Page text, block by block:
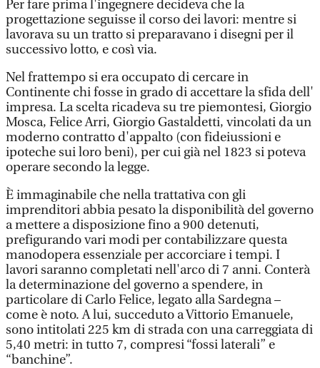
Per fare prima l'ingegnere decideva che la
progettazione seguisse il corso dei lavori: mentre si
lavorava su un tratto si preparavano i disegni per il
successivo lotto, e così via.
Nel frattempo si era occupato di cercare in
Continente chi fosse in grado di accettare la sfida dell'
impresa. La scelta ricadeva su tre piemontesi, Giorgio
Mosca, Felice Arri, Giorgio Gastaldetti, vincolati da un
moderno contratto d'appalto (con fideiussioni e
ipoteche sui loro beni), per cui già nel 1823 si poteva
operare secondo la legge.
È immaginabile che nella trattativa con gli
imprenditori abbia pesato la disponibilità del governo
a mettere a disposizione fino a 900 detenuti,
prefigurando vari modi per contabilizzare questa
manodopera essenziale per accorciare i tempi. I
lavori saranno completati nell'arco di 7 anni. Conterà
la determinazione del governo a spendere, in
particolare di Carlo Felice, legato alla Sardegna –
come è noto. A lui, succeduto a Vittorio Emanuele,
sono intitolati 225 km di strada con una carreggiata di
5,40 metri: in tutto 7, compresi “fossi laterali” e
“banchine”.